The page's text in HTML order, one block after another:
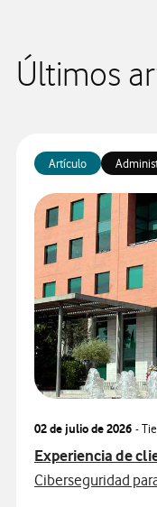
Últimos
Artículo
02 de julio de 2026 -
Ver más articulos
Experiencia de
Ver más artículos
Ciberseguridad